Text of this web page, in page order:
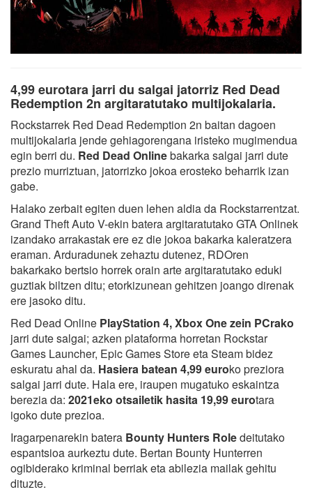
4,99 eurotara jarri du salgai jatorriz Red Dead
Redemption 2n argitaratutako multijokalaria.
Rockstarrek Red Dead Redemption 2n baitan dagoen
multijokalaria jende gehiagorengana iristeko mugimendua
egin berri du. Red Dead Onlinebakarka salgai jarri dute
prezio murriztuan, jatorrizko jokoa erosteko beharrik izan
gabe.
Halako zerbait egiten duen lehen aldia da Rockstarrentzat.
Grand Theft Auto V-ekin batera argitaratutako GTA Onlinek
izandako arrakastak ere ez die jokoa bakarka kaleratzera
eraman. Arduradunek zehaztu dutenez, RDOren
bakarkako bertsio horrek orain arte argitaratutako eduki
guztiak biltzen ditu; etorkizunean gehitzen joango direnak
ere jasoko ditu.
Red Dead Online PlayStation 4, Xbox One zein PCrako
jarri dute salgai; azken plataforma horretan Rockstar
Games Launcher, Epic Games Store eta Steam bidez
eskuratu ahal da. Hasiera batean 4,99 euroko preziora
salgai jarri dute. Hala ere, iraupen mugatuko eskaintza
berezia da: 2021eko otsailetik hasita 19,99 eurotara
igoko dute prezioa.
Iragarpenarekin batera Bounty Hunters Roledeitutako
espantsioa aurkeztu dute. Bertan Bounty Hunterren
ogibiderako kriminal berriak eta abilezia mailak gehitu
dituzte.